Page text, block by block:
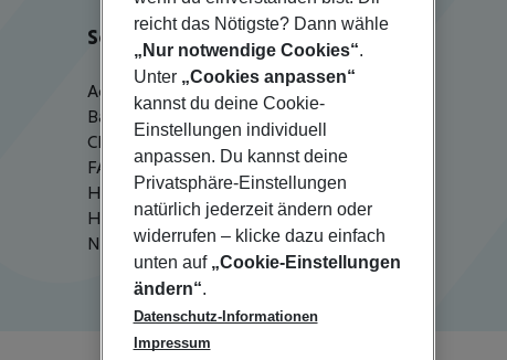
Service & Hilfe
Agenturbetreuung
Barrierefreies Reisen
Check-in
FAQ
HanseMerkur Reiseversicherung
Hilfe & Kontakt
Newsletter
reicht das Nötigste? Dann wähle
„Nur notwendige Cookies“.
Unter „Cookies anpassen“
kannst du deine Cookie-
Einstellungen individuell
anpassen. Du kannst deine
Privatsphäre-Einstellungen
natürlich jederzeit ändern oder
widerrufen – klicke dazu einfach
unten auf „Cookie-Einstellungen
ändern“.
Datenschutz-Informationen
Impressum